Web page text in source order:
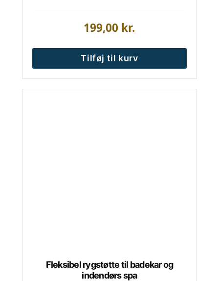
199,00 kr.
Tilføj til kurv
Fleksibel rygstøtte til badekar og
indendørs spa